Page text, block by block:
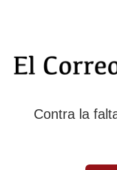
Contra la